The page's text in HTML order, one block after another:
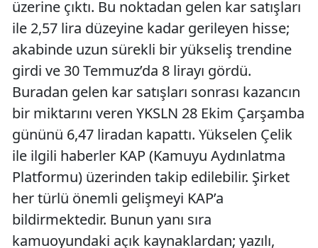
üzerine çıktı. Bu noktadan gelen kar satışları
ile 2,57 lira düzeyine kadar gerileyen hisse;
akabinde uzun sürekli bir yükseliş trendine
girdi ve 30 Temmuz’da 8 lirayı gördü.
Buradan gelen kar satışları sonrası kazancın
bir miktarını veren YKSLN 28 Ekim Çarşamba
gününü 6,47 liradan kapattı. Yükselen Çelik
ile ilgili haberler KAP (Kamuyu Aydınlatma
Platformu) üzerinden takip edilebilir. Şirket
her türlü önemli gelişmeyi KAP’a
bildirmektedir. Bunun yanı sıra
kamuoyundaki açık kaynaklardan; yazılı,